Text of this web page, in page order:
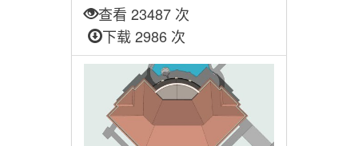
查看 23487 次
下载 2986 次